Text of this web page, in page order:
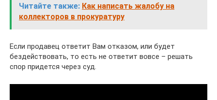
Читайте также: Как написать жалобу на
коллекторов в прокуратуру
Если продавец ответит Вам отказом, или будет
бездействовать, то есть не ответит вовсе – решать
спор придется через суд.